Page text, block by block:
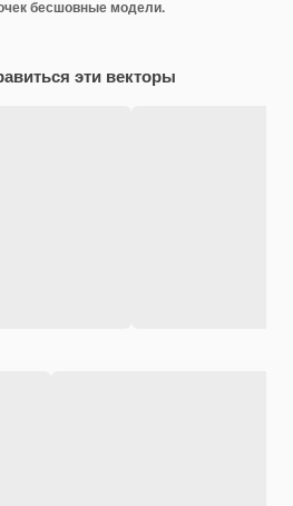
бесшовные модели.
эти векторы